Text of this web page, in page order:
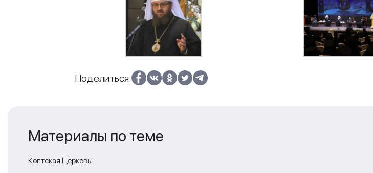
Поделиться:
Материалы по теме
Коптская Церковь